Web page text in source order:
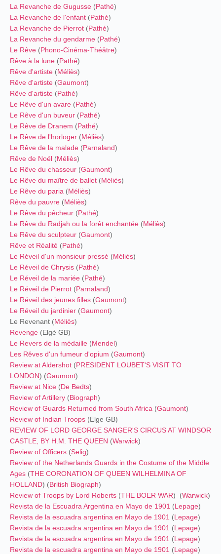
La Revanche de Gugusse (Pathé)
La Revanche de l'enfant (Pathé)
La Revanche de Pierrot (Pathé)
La Revanche du gendarme (Pathé)
Le Rêve (Phono-Cinéma-Théâtre)
Rêve à la lune (Pathé)
Rêve d'artiste (Méliès)
Rêve d'artiste (Gaumont)
Rêve d'artiste (Pathé)
Le Rêve d'un avare (Pathé)
Le Rêve d'un buveur (Pathé)
Le Rêve de Dranem (Pathé)
Le Rêve de l'horloger (Méliès)
Le Rêve de la malade (Parnaland)
Rêve de Noël (Méliès)
Le Rêve du chasseur (Gaumont)
Le Rêve du maître de ballet (Méliès)
Le Rêve du paria (Méliès)
Rêve du pauvre (Méliès)
Le Rêve du pêcheur (Pathé)
Le Rêve du Radjah ou la forêt enchantée (Méliès)
Le Rêve du sculpteur (Gaumont)
Rêve et Réalité (Pathé)
Le Réveil d'un monsieur pressé (Méliès)
Le Réveil de Chrysis (Pathé)
Le Réveil de la mariée (Pathé)
Le Réveil de Pierrot (Parnaland)
Le Réveil des jeunes filles (Gaumont)
Le Réveil du jardinier (Gaumont)
Le Revenant (Méliès)
Revenge (Elgé GB)
Le Revers de la médaille (Mendel)
Les Rêves d'un fumeur d'opium (Gaumont)
Review at Aldershot (PRESIDENT LOUBET'S VISIT TO
LONDON) (Gaumont)
Review at Nice (De Bedts)
Review of Artillery (Biograph)
Review of Guards Returned from South Africa (Gaumont)
Review of Indian Troops (Elge GB)
REVIEW OF LORD GEORGE SANGER'S CIRCUS AT WINDSOR
CASTLE, BY H.M. THE QUEEN (Warwick)
Review of Officers (Selig)
Review of the Netherlands Guards in the Costume of the Middle
Ages (THE CORONATION OF QUEEN WILHELMINA OF
HOLLAND) (British Biograph)
Review of Troops by Lord Roberts (THE BOER WAR) (Warwick)
Revista de la Escuadra Argentina en Mayo de 1901 (Lepage)
Revista de la escuadra argentina en Mayo de 1901 (Lepage)
Revista de la escuadra argentina en Mayo de 1901 (Lepage)
Revista de la escuadra argentina en Mayo de 1901 (Lepage)
Revista de la escuadra argentina en Mayo de 1901 (Lepage)